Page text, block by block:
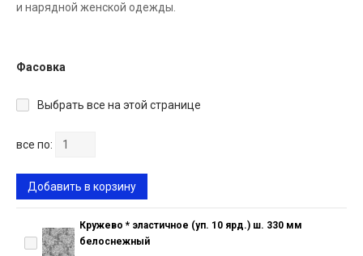
и нарядной женской одежды.
Фасовка
Выбрать все на этой странице
все по:
Добавить в корзину
Кружево * эластичное (уп. 10 ярд.) ш. 330 мм
белоснежный